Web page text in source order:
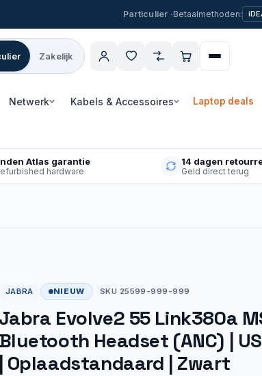
Betaalmethoden:
Zakelijk
Netwerk Kabels & Accessoires Laptop deals
Atlas garantie
hardware
14 dagen
Geld direct terug
JABRA NIEUW SKU 25599-999-999
Jabra Evolve2 55 Link380a
Bluetooth Headset (ANC) |
| Oplaadstandaard | Zwart